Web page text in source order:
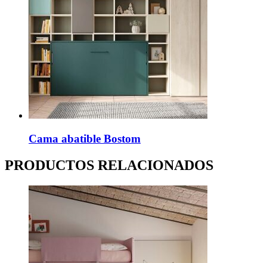
Cama abatible Bostom
PRODUCTOS RELACIONADOS